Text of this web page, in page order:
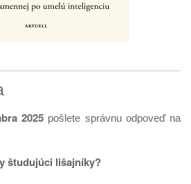
2025 pošlete správnu odpoveď na
študujúci lišajníky?